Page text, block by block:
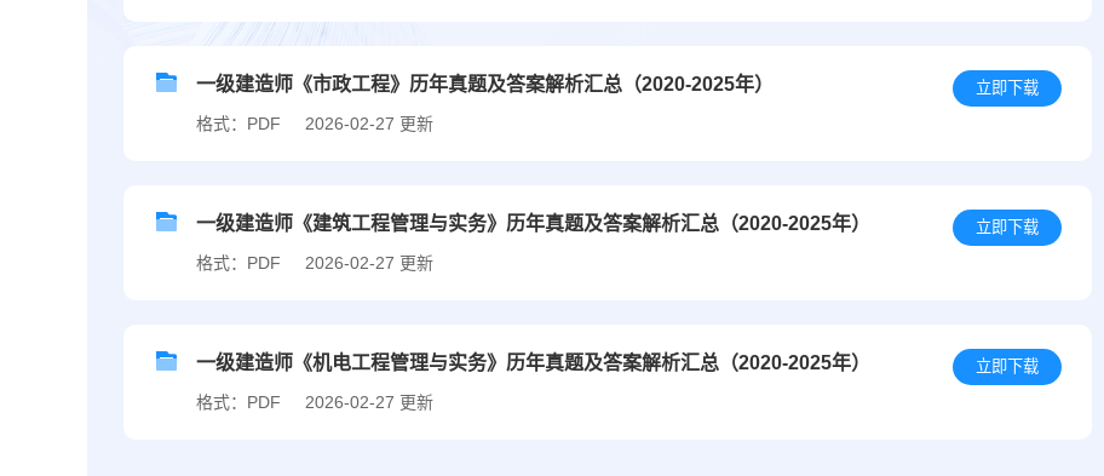
一级建造师《市政工程》历年真题及答案解析汇总（2020-2025年）
格式：PDF 2026-02-27 更新
立即下载
一级建造师《建筑工程管理与实务》历年真题及答案解析汇总（2020-2025年）
格式：PDF 2026-02-27 更新
立即下载
一级建造师《机电工程管理与实务》历年真题及答案解析汇总（2020-2025年）
格式：PDF 2026-02-27 更新
立即下载